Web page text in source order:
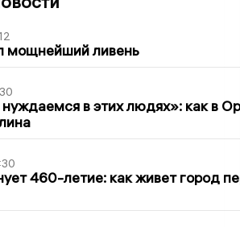
мощнейший ливень
в этих людях»: как в
460-летие: как живет город